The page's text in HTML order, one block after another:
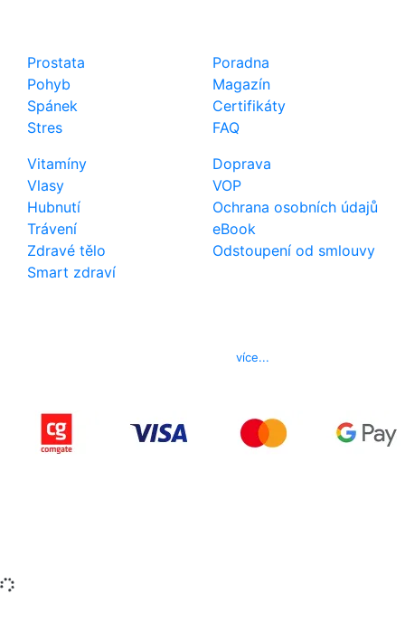
Prostata
Pohyb
Spánek
Stres
Vitamíny
Vlasy
Hubnutí
Trávení
Zdravé tělo
Smart zdraví
Poradna
Magazín
Certifikáty
FAQ
Doprava
VOP
Ochrana osobních údajů
eBook
Odstoupení od smlouvy
více...